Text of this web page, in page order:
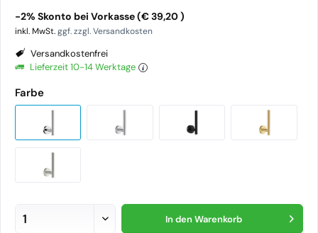
-2% Skonto bei Vorkasse (€ 39,20 )
inkl. MwSt.ggf. zzgl. Versandkosten
Versandkostenfrei
Lieferzeit 10-14 Werktage
Farbe
In den Warenkorb